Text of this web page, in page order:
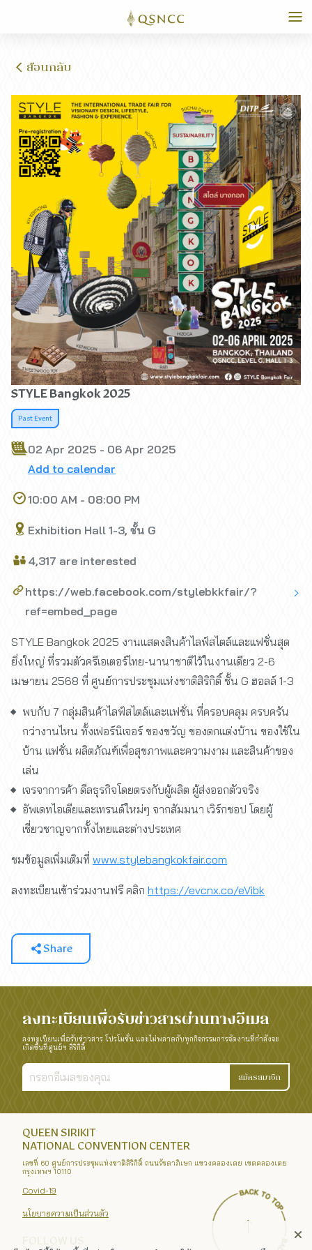
ย้อนกลับ
STYLE Bangkok 2025
Past Event
02 Apr 2025 - 06 Apr 2025
Add to calendar
10:00 AM - 08:00 PM
Exhibition Hall 1-3, ชั้น G
4,317 are interested
https://web.facebook.com/stylebkkfair/?
ref=embed_page
STYLE Bangkok 2025 งานแสดงสินค้าไลฟ์สไตล์และแฟชั่นสุด
ยิ่งใหญ่ ที่รวมตัวครีเอเตอร์ไทย-นานาชาติไว้ในงานเดียว 2-6
เมษายน 2568 ที่ ศูนย์การประชุมแห่งชาติสิริกิติ์ ชั้น G ฮอลล์ 1-3
พบกับ 7 กลุ่มสินค้าไลฟ์สไตล์และแฟชั่น ที่ครอบคลุม ครบครัน
กว่างานไหน ทั้งเฟอร์นิเจอร์ ของขวัญ ของตกแต่งบ้าน ของใช้ใน
บ้าน แฟชั่น ผลิตภัณฑ์เพื่อสุขภาพและความงาม และสินค้าของ
เล่น
เจรจาการค้า ดีลธุรกิจโดยตรงกับผู้ผลิต ผู้ส่งออกตัวจริง
อัพเดทไอเดียและเทรนด์ใหม่ๆ จากสัมมนา เวิร์กชอป โดยผู้
เชี่ยวชาญจากทั้งไทยและต่างประเทศ
ชมข้อมูลเพิ่มเติมที่ www.stylebangkokfair.com
ลงทะเบียนเข้าร่วมงานฟรี คลิก https://evcnx.co/eVibk
Share
ลงทะเบียนเพื่อรับข่าวสารผ่านทางอีเมล
ลงทะเบียนเพื่อรับข่าวสาร โปรโมชั่น และไม่พลาดกับทุกกิจกรรมการจัดงานที่กำลังจะ
เกิดขึ้นที่ศูนย์ฯ สิริกิติ์
สมัครสมาชิก
QUEEN SIRIKIT
NATIONAL CONVENTION CENTER
เลขที่ 60 ศูนย์การประชุมแห่งชาติสิริกิติ์ ถนนรัชดาภิเษก แขวงคลองเตย เขตคลองเตย
กรุงเทพฯ 10110
Covid-19
นโยบายความเป็นส่วนตัว